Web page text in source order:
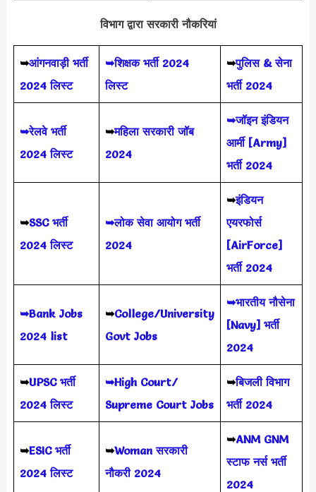
विभाग द्वारा सरकारी नौकरियां
➥आंगनवाड़ी भर्ती
2024 लिस्ट
➥शिक्षक भर्ती 2024
लिस्ट
➥पुलिस & सेना
भर्ती 2024
➥रेलवे भर्ती
2024 लिस्ट
➥महिला सरकारी जॉब
2024
➥जॉइन इंडियन
आर्मी [Army]
भर्ती 2024
➥SSC भर्ती
2024 लिस्ट
➥लोक सेवा आयोग भर्ती
2024
➥इंडियन
एयरफोर्स
[AirForce]
भर्ती 2024
➥Bank Jobs
2024 list
➥College/University
Govt Jobs
➥भारतीय नौसेना
[Navy] भर्ती
2024
➥UPSC भर्ती
2024 लिस्ट
➥High Court/
Supreme Court Jobs
➥बिजली विभाग
भर्ती 2024
➥ESIC भर्ती
2024 लिस्ट
➥Woman सरकारी
नौकरी 2024
➥ANM GNM
स्टाफ नर्स भर्ती
2024